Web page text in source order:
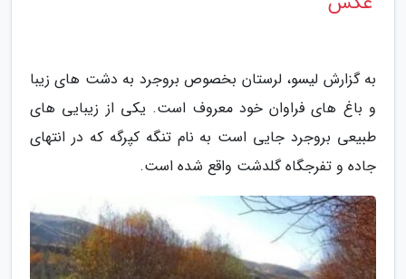
به گزارش لیسو، لرستان بخصوص بروجرد به دشت های زیبا
و باغ های فراوان خود معروف است. یکی از زیبایی های
طبیعی بروجرد جایی است به نام تنگه کپرگه که در انتهای
جاده و تفرجگاه گلدشت واقع شده است.